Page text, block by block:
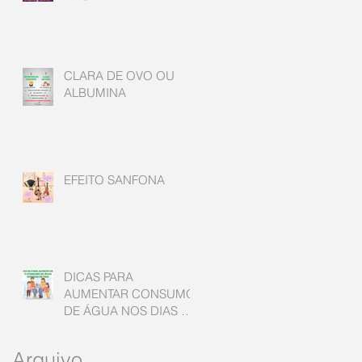
CLARA DE OVO OU
ALBUMINA
EFEITO SANFONA
DICAS PARA
AUMENTAR CONSUMO
DE ÁGUA NOS DIAS DE